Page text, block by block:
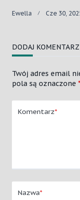
Ewella Cze 30,
DODAJ KOMENTARZ
Twój adres email
pola są oznaczone *
Komentarz*
Nazwa*